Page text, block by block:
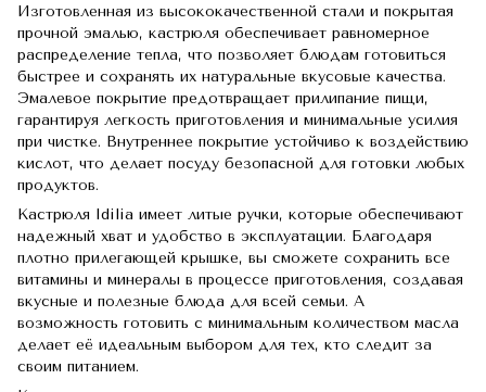
Изготовленная из высококачественной стали и покрытая
прочной эмалью, кастрюля обеспечивает равномерное
распределение тепла, что позволяет блюдам готовиться
быстрее и сохранять их натуральные вкусовые качества.
Эмалевое покрытие предотвращает прилипание пищи,
гарантируя легкость приготовления и минимальные усилия
при чистке. Внутреннее покрытие устойчиво к воздействию
кислот, что делает посуду безопасной для готовки любых
продуктов.
Кастрюля Idilia имеет литые ручки, которые обеспечивают
надежный хват и удобство в эксплуатации. Благодаря
плотно прилегающей крышке, вы сможете сохранить все
витамины и минералы в процессе приготовления, создавая
вкусные и полезные блюда для всей семьи. А
возможность готовить с минимальным количеством масла
делает её идеальным выбором для тех, кто следит за
своим питанием.